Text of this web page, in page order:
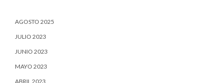
AGOSTO 2025
JULIO 2023
JUNIO 2023
MAYO 2023
ABRIL 2023